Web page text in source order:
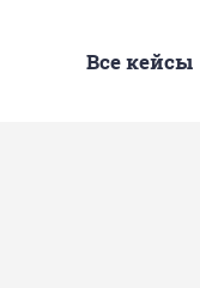
Все кейсы